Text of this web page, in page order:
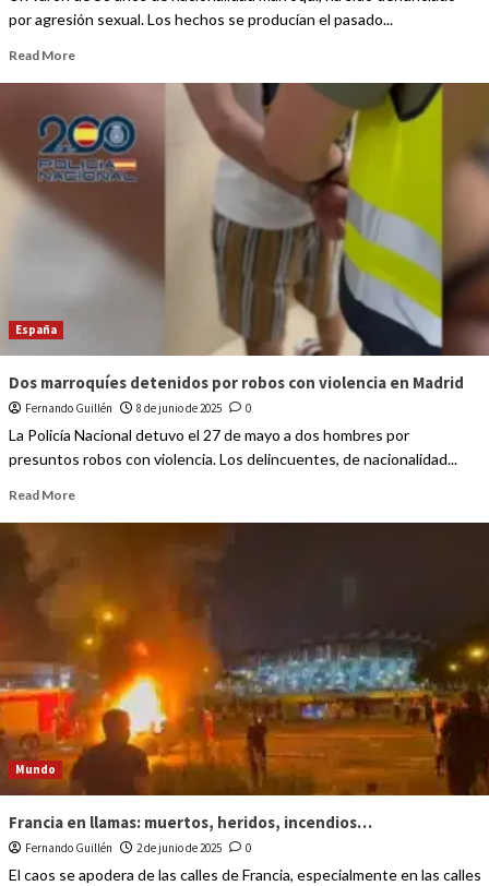
por agresión sexual. Los hechos se producían el pasado...
Read More
España
Dos marroquíes detenidos por robos con violencia en Madrid
Fernando Guillén 8 de junio de 2025 0
La Policía Nacional detuvo el 27 de mayo a dos hombres por
presuntos robos con violencia. Los delincuentes, de nacionalidad...
Read More
Mundo
Francia en llamas: muertos, heridos, incendios…
Fernando Guillén 2 de junio de 2025 0
El caos se apodera de las calles de Francia, especialmente en las calles